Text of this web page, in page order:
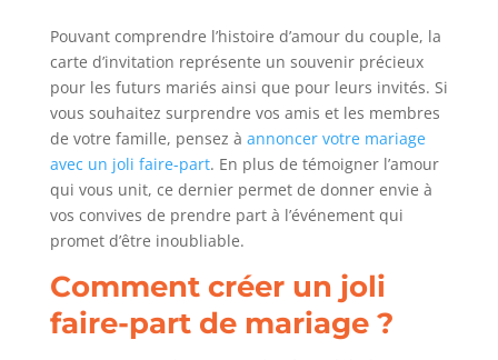
Pouvant comprendre l’histoire d’amour du couple, la
carte d’invitation représente un souvenir précieux
pour les futurs mariés ainsi que pour leurs invités. Si
vous souhaitez surprendre vos amis et les membres
de votre famille, pensez à annoncer votre mariage
avec un joli faire-part. En plus de témoigner l’amour
qui vous unit, ce dernier permet de donner envie à
vos convives de prendre part à l’événement qui
promet d’être inoubliable.
Comment créer un joli
faire-part de mariage ?